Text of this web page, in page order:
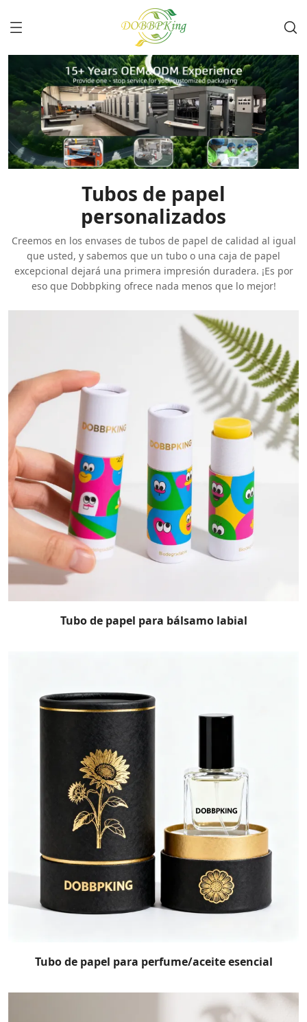
Tubos de papel
personalizados
Creemos en los envases de tubos de papel de calidad al igual
que usted, y sabemos que un tubo o una caja de papel
excepcional dejará una primera impresión duradera. ¡Es por
eso que Dobbpking ofrece nada menos que lo mejor!
Tubo de papel para bálsamo labial
Tubo de papel para perfume/aceite esencial